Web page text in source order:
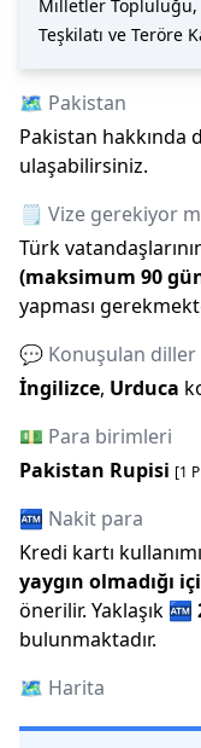
Milletler Topluluğu,
Teşkilatı ve Teröre
🗺️ Pakistan
Pakistan hakkında
ulaşabilirsiniz.
🗒️ Vize gerekiyor
Türk
(maksimum 90
yapması
💬 Konuşulan diller
İngilizce, Urduca
💵 Para birimleri
Pakistan Rupisi [1
🏧 Nakit para
Kredi kartı
yaygın olmadığı
önerilir. Yaklaşık 🏧
bulunmaktadır.
🗺️ Harita